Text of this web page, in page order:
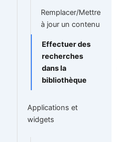
Remplacer/Mettre
à jour un contenu
Effectuer des
recherches
dans la
bibliothèque
Applications et
widgets